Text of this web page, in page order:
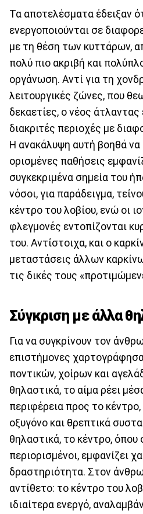
Τα αποτελέσματα έδειξαν
ενεργοποιούνται σε
με τη θέση των κυττάρων,
πολύ πιο ακριβή και
οργάνωση. Αντί για τη
λειτουργικές ζώνες, που
δεκαετίες, ο νέος
διακριτές περιοχές με
Η ανακάλυψη αυτή βοηθά να
ορισμένες παθήσεις
συγκεκριμένα σημεία του
νόσοι, για παράδειγμα,
κέντρο του λοβίου, ενώ οι
φλεγμονές εντοπίζονται
του. Αντίστοιχα, και ο
μεταστάσεις άλλων
τις δικές τους
Σύγκριση με άλλα
Για να συγκρίνουν τον
επιστήμονες
ποντικών, χοίρων και
θηλαστικά, το αίμα ρέει
περιφέρεια προς το
οξυγόνο και θρεπτικά
θηλαστικά, το κέντρο, όπου
περιορισμένοι, εμφανίζει
δραστηριότητα. Στον
αντίθετο: το κέντρο του
ιδιαίτερα ενεργό,